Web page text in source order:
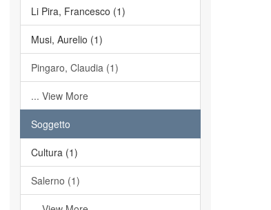
Li Pira, Francesco (1)
Musi, Aurelio (1)
Pingaro, Claudia (1)
... View More
Soggetto
Cultura (1)
Salerno (1)